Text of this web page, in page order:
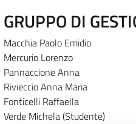
Commissioni
Consiglio
Corpo docente
Modulistica
GRUPPO DI
Macchia Paolo Emidio
Mercurio Lorenzo
Pannaccione Anna
Rivieccio Anna Maria
Fonticelli Raffaella
Verde Michela (Studente)